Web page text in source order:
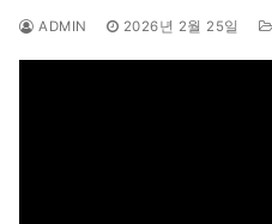
ADMIN 2026년 2월 25일